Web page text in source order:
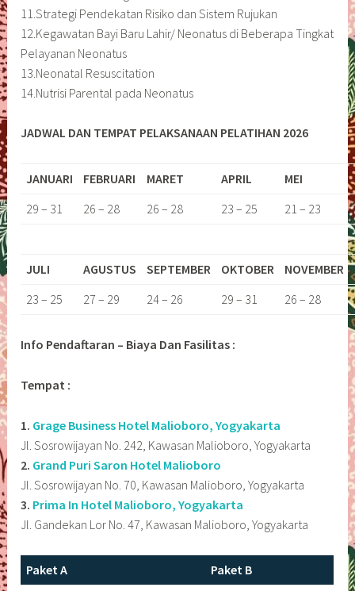
11.Strategi Pendekatan Risiko dan Sistem Rujukan
12.Kegawatan Bayi Baru Lahir/ Neonatus di Beberapa Tingkat
Pelayanan Neonatus
13.Neonatal Resuscitation
14.Nutrisi Parental pada Neonatus
JADWAL DAN TEMPAT PELAKSANAAN PELATIHAN 2026
JANUARI FEBRUARI MARET APRIL MEI
29 – 31
26 – 28 26 – 28 23 – 25 21 – 23
JULI AGUSTUS SEPTEMBER OKTOBER NOVEMBER
23 – 25
27 – 29 24 – 26 29 – 31 26 – 28
Info Pendaftaran – Biaya Dan Fasilitas :
Tempat :
1. Grage Business Hotel Malioboro, Yogyakarta
Jl. Sosrowijayan No. 242, Kawasan Malioboro, Yogyakarta
2. Grand Puri Saron Hotel Malioboro
Jl. Sosrowijayan No. 70, Kawasan Malioboro, Yogyakarta
3. Prima In Hotel Malioboro, Yogyakarta
Jl. Gandekan Lor No. 47, Kawasan Malioboro, Yogyakarta
Paket A
Paket B